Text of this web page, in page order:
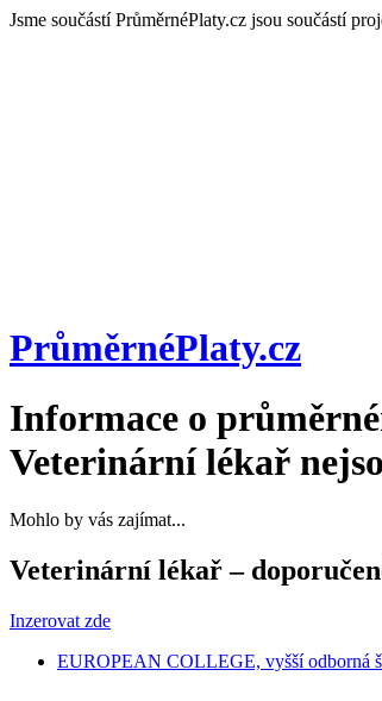
Jsme součástí PrůměrnéPlaty.cz jsou součástí
PrůměrnéPlaty.cz
Informace o
Veterinární lékař
Mohlo by vás zajímat...
Veterinární lékař –
Inzerovat zde
EUROPEAN COLLEGE, vyšší odborná